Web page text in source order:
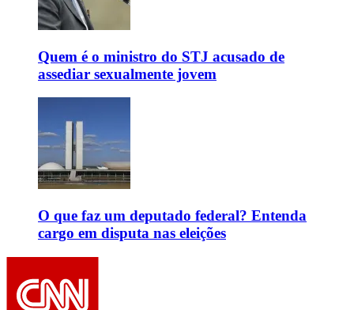
Quem é o ministro do STJ acusado de
assediar sexualmente jovem
O que faz um deputado federal? Entenda
cargo em disputa nas eleições